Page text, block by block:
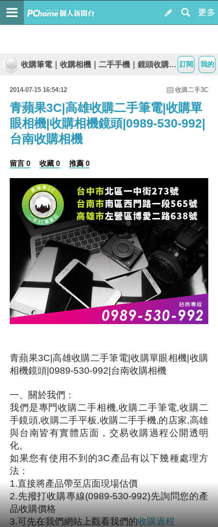
我的
訂閱
收購筆電｜收購相機｜二手手機｜鏡頭收購｜青蘋果0989-530-992
2014-07-15 16:54:12 收購二手3C
青蘋果3C|高雄收購二手筆電|收購單
眼相機|收購相機鏡頭|0989-530-992|
台南收購相機
留言 0 收藏 0 推薦 0
青蘋果3C| 高雄收購二手筆電 |收購單眼相機|收購
相機鏡頭|0989-530-992|台南收購相機
一、關於我們：
我們是專門收購二手相機,收購二手筆電,收購二
手鏡頭,收購二手平板,收購二手手機,的店家,高雄
與台南皆有實體店面，交易收購過程公開透明
化。
如果您有使用不到的3C 產品有以下幾種處理方
法：
1.直接將產品帶至店面現場估價
2.先撥打收購專線(0989-530-992)先詢問您的產
品收購價格
3.可先在我們網站上觀看我們的收購過程